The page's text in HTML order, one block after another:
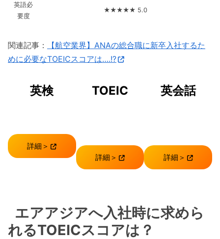
英語必
要度
★★★★★ 5.0
関連記事：
【航空業界】ANAの総合職に新卒入社するた
めに必要なTOEICスコアは….!?
英検
詳細＞
TOEIC
詳細＞
英会話
詳細＞
エアアジアへ入社時に求めら
れるTOEICスコアは？